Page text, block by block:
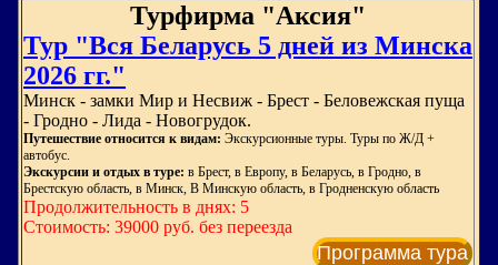
Турфирма "Аксия"
Тур "Вся Беларусь 5 дней из Минска
2026 гг."
Минск - замки Мир и Несвиж - Брест - Беловежская пуща
- Гродно - Лида - Новогрудок.
Путешествие относится к видам: Экскурсионные туры. Туры по Ж/Д +
автобус.
Экскурсии и отдых в туре: в Брест, в Европу, в Беларусь, в Гродно, в
Брестскую область, в Минск, В Минскую область, в Гродненскую область
Продолжительность в днях: 5
Стоимость: 39000 руб. без переезда
Программа тура